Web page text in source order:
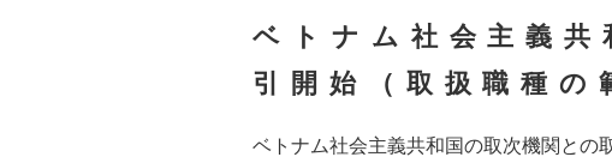
ベトナム社会主義共
引開始（取扱職種の
ベトナム社会主義共和国の取次機関との